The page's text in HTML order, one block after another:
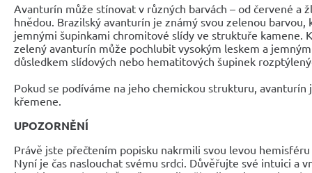
Avanturín může stínovat v různých barvách – od červené a
hnědou. Brazilský avanturín je známý svou zelenou barvou,
jemnými šupinkami chromitové slídy ve struktuře kamene.
zelený avanturín může pochlubit vysokým leskem a
důsledkem slídových nebo hematitových šupinek
Pokud se podíváme na jeho chemickou strukturu,
křemene.
UPOZORNĚNÍ
Právě jste přečtením popisku nakrmili svou levou
Nyní je čas naslouchat svému srdci. Důvěřujte své intuici a